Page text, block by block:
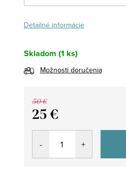
Detailné informácie
Skladom (1 ks)
Možnosti doručenia
50 €
25 €
Jednotková